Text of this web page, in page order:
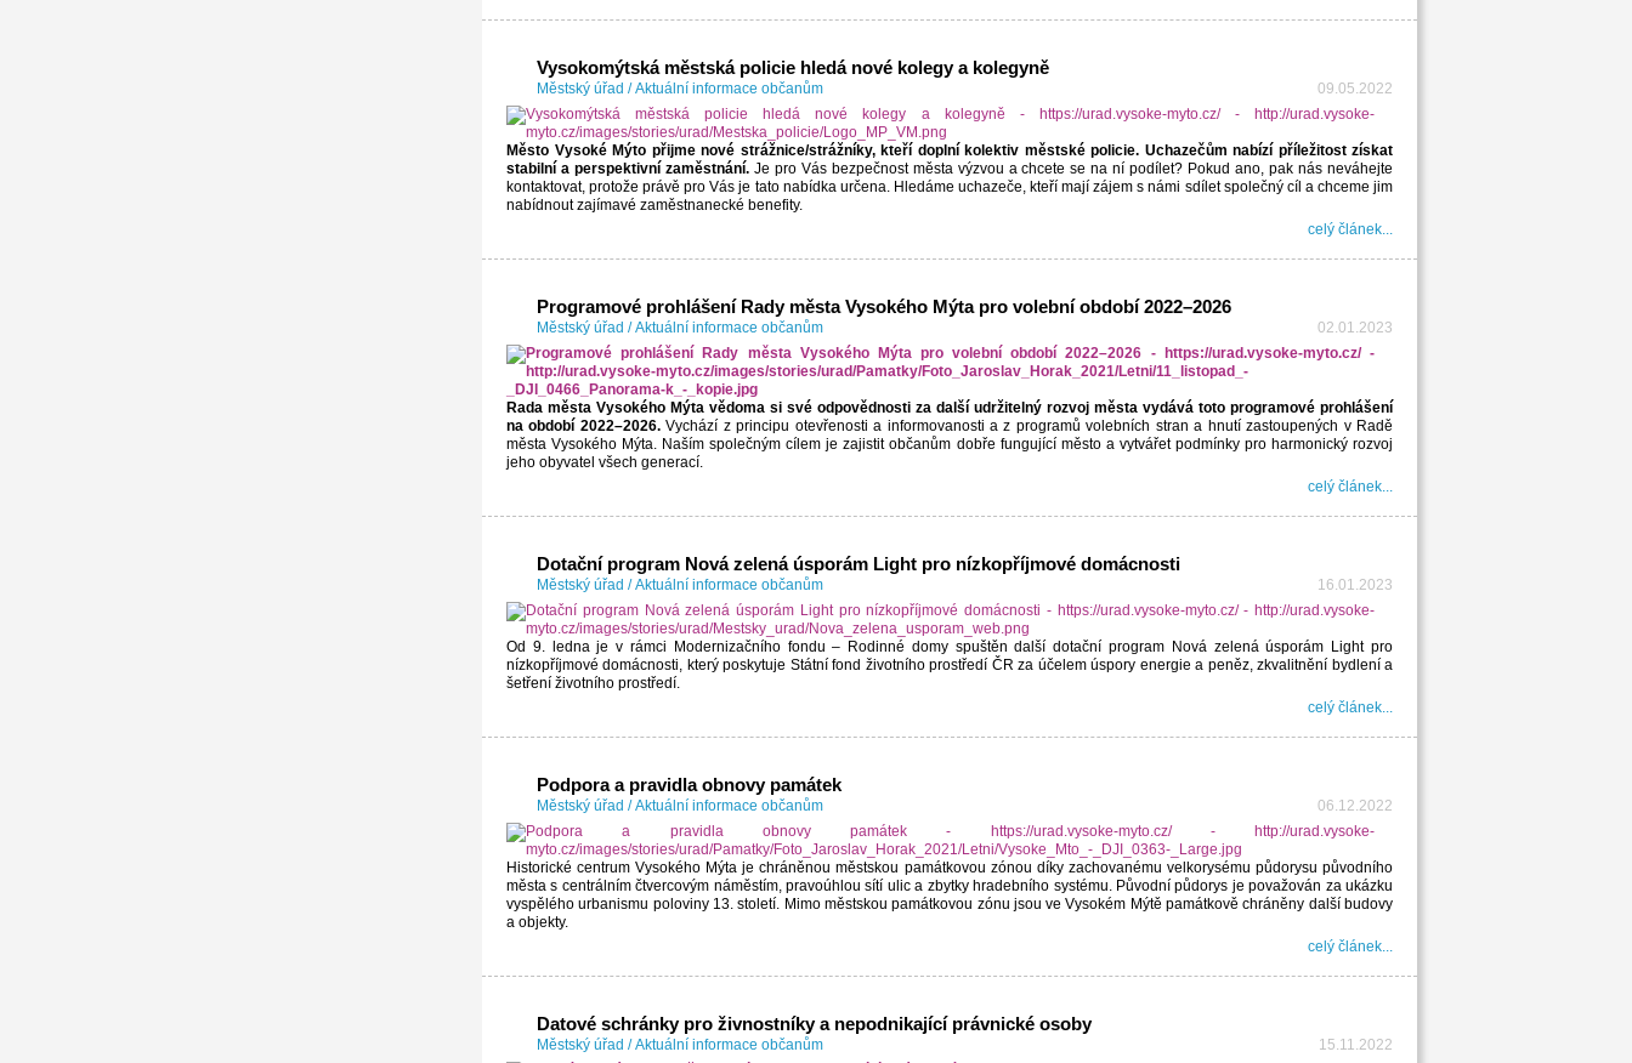
Vysokomýtská městská policie hledá nové kolegy a kolegyně
Městský úřad /Aktuální informace občanům 09.05.2022
Město Vysoké Mýto přijme nové strážnice/strážníky, kteří doplní kolektiv městské policie. Uchazečům nabízí příležitost získat
stabilní a perspektivní zaměstnání.Je pro Vás bezpečnost města výzvou a chcete se na ní podílet? Pokud ano, pak nás neváhejte
kontaktovat, protože právě pro Vás je tato nabídka určena. Hledáme uchazeče, kteří mají zájem s námi sdílet společný cíl a chceme jim
nabídnout zajímavé zaměstnanecké benefity.
celý článek...
Programové prohlášení Rady města Vysokého Mýta pro volební období 2022–2026
Městský úřad /Aktuální informace občanům 02.01.2023
Rada města Vysokého Mýta vědoma si své odpovědnosti za další udržitelný rozvoj města vydává toto programové prohlášení
na období 2022–2026.Vychází z principu otevřenosti a informovanosti a z programů volebních stran a hnutí zastoupených v Radě
města Vysokého Mýta. Naším společným cílem je zajistit občanům dobře fungující město a vytvářet podmínky pro harmonický rozvoj
jeho obyvatel všech generací.
celý článek...
Dotační program Nová zelená úsporám Light pro nízkopříjmové domácnosti
Městský úřad /Aktuální informace občanům 16.01.2023
Od 9. ledna je v rámci Modernizačního fondu – Rodinné domy spuštěn další dotační program Nová zelená úsporám Light pro
nízkopříjmové domácnosti, který poskytuje Státní fond životního prostředí ČR za účelem úspory energie a peněz, zkvalitnění bydlení a
šetření životního prostředí.
celý článek...
Podpora a pravidla obnovy památek
Městský úřad /Aktuální informace občanům 06.12.2022
Historické centrum Vysokého Mýta je chráněnou městskou památkovou zónou díky zachovanému velkorysému půdorysu původního
města s centrálním čtvercovým náměstím, pravoúhlou sítí ulic a zbytky hradebního systému. Původní půdorys je považován za ukázku
vyspělého urbanismu poloviny 13. století. Mimo městskou památkovou zónu jsou ve Vysokém Mýtě památkově chráněny další budovy
a objekty.
celý článek...
Datové schránky pro živnostníky a nepodnikající právnické osoby
Městský úřad /Aktuální informace občanům 15.11.2022